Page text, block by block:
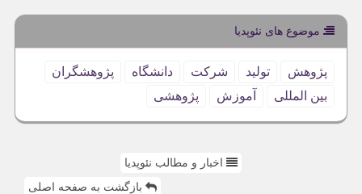
موضوع های نئوپدیا
پژوهش تولید شركت دانشگاه
پژوهشگران
بین المللی
آموزش پژوهشی
اخبار و مطالب نئوپدیا
بازگشت به صفحه اصلی